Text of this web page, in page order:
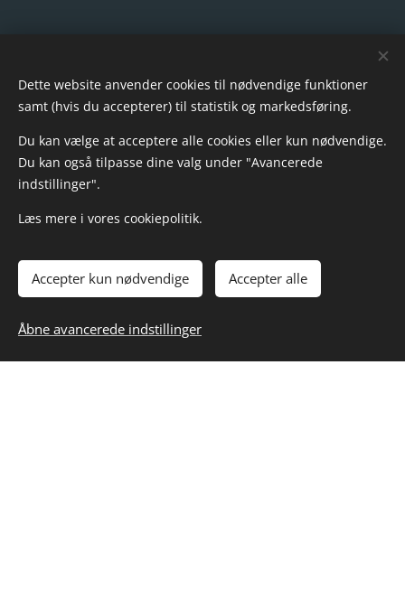
Kig forbi hos HOMEMADE ♥️ byVogn
Ændr dine cookieindstillinger
Dette website anvender cookies til nødvendige funktioner
samt (hvis du accepterer) til statistik og markedsføring.
Du kan vælge at acceptere alle cookies eller kun nødvendige.
Du kan også tilpasse dine valg under "Avancerede
indstillinger".
Læs mere i vores cookiepolitik.
Accepter kun nødvendige Accepter alle
Åbne avancerede indstillinger